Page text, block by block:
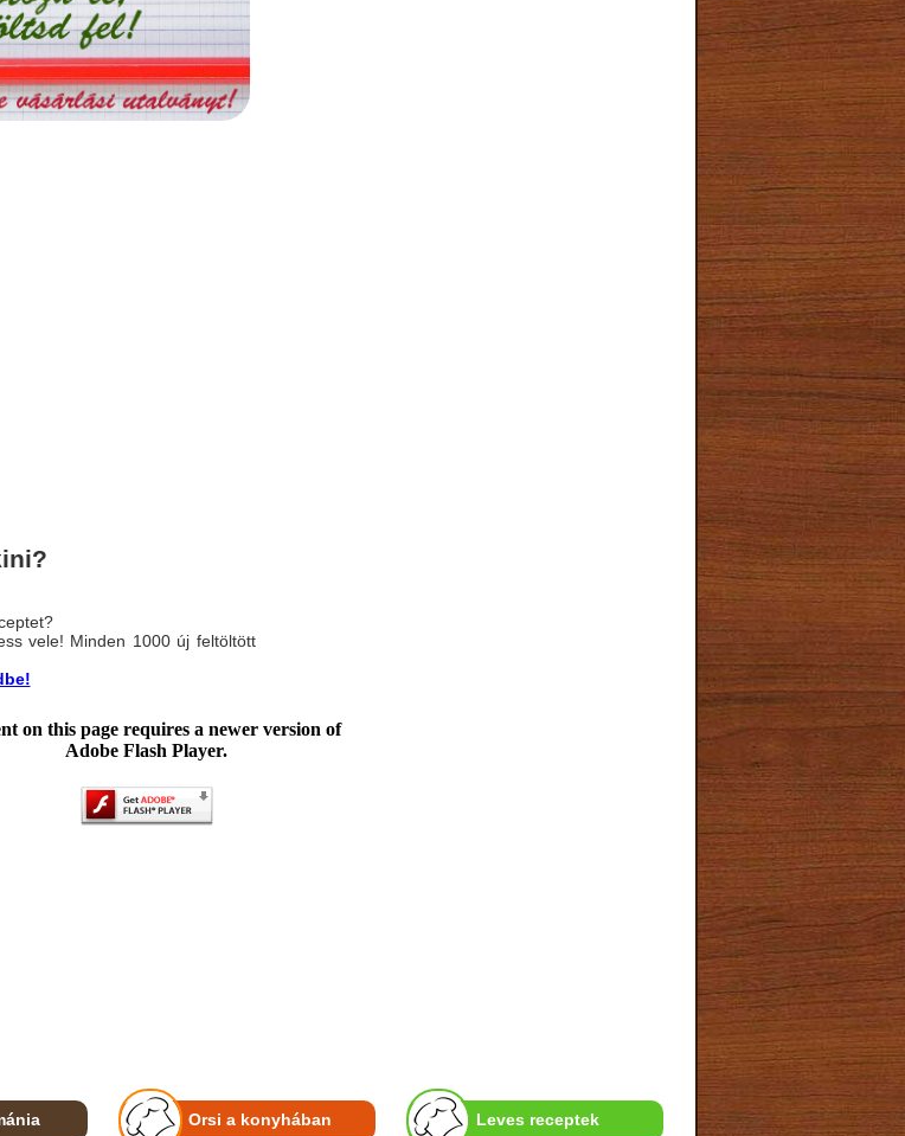
vele! Minden 1000 új feltöltött
on this page requires a newer version of
Adobe Flash Player.
Orsi a konyhában Leves receptek